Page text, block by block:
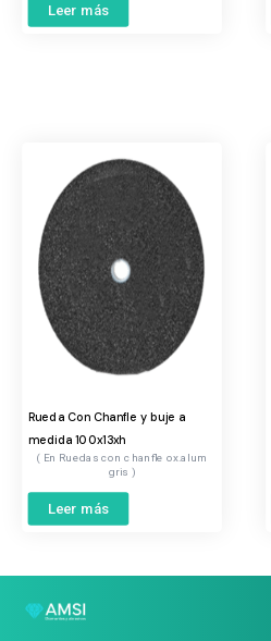
Leer más
Rueda Con Chanfle y buje a
medida 100x13xh
Ruedas con chanfle ox.alum
gris
Leer más